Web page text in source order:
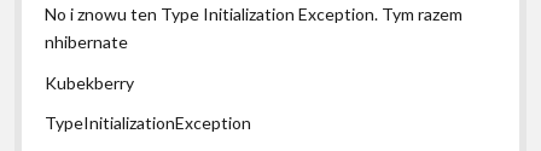
No i znowu ten Type Initialization Exception. Tym razem
nhibernate
Kubekberry
TypeInitializationException